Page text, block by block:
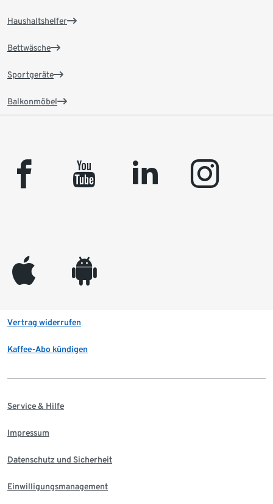
Haushaltshelfer
Bettwäsche
Sportgeräte
Balkonmöbel
facebook youtube linkedin instagram
appleinc android
Vertrag widerrufen
Kaffee-Abo kündigen
Service & Hilfe
Impressum
Datenschutz und Sicherheit
Einwilligungsmanagement